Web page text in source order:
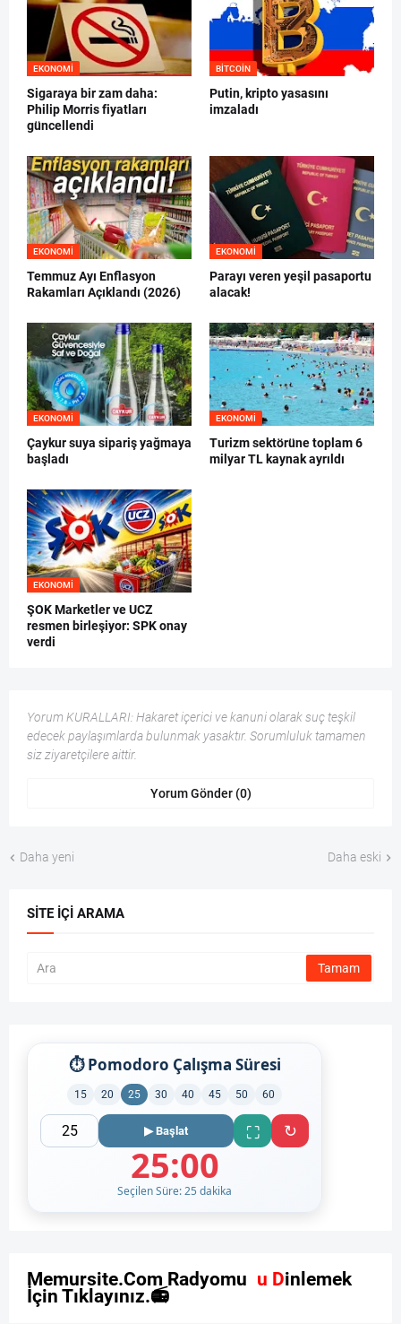
EKONOMI
Sigaraya bir zam daha:
Philip Morris fiyatları
güncellendi
BITCOIN
Putin, kripto yasasını
imzaladı
EKONOMI
Temmuz Ayı Enflasyon
Rakamları Açıklandı (2026)
EKONOMI
Parayı veren yeşil pasaportu
alacak!
EKONOMI
Çaykur suya sipariş yağmaya
başladı
EKONOMI
Turizm sektörüne toplam 6
milyar TL kaynak ayrıldı
EKONOMI
ŞOK Marketler ve UCZ
resmen birleşiyor: SPK onay
verdi
Yorum KURALLARI: Hakaret içerici ve kanuni olarak suç teşkil
edecek paylaşımlarda bulunmak yasaktır. Sorumluluk tamamen
siz ziyaretçilere aittir.
Yorum Gönder (0)
Daha yeni Daha eski
SITE İÇI ARAMA
⏱ Pomodoro Çalışma Süresi
15 20 25 30 40 45 50 60
▶ Başlat ⛶ ↻
25:00
Seçilen Süre: 25 dakika
Memursite.Com Radyomu u Din emek
İçin Tı kl ayınız.